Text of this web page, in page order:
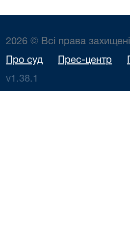
2026 © Всі права захищені
Про суд Прес-центр
v1.38.1